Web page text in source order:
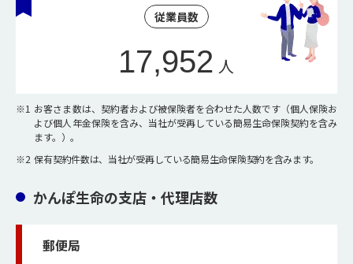
従業員数
17,952 人
※1 お客さま数は、契約者および被保険者を合わせた人数です（個人保険お
よび個人年金保険を含み、当社が受再している簡易生命保険契約を含み
ます。）。
※2 保有契約件数は、当社が受再している簡易生命保険契約を含みます。
かんぽ生命の支店・代理店数
郵便局